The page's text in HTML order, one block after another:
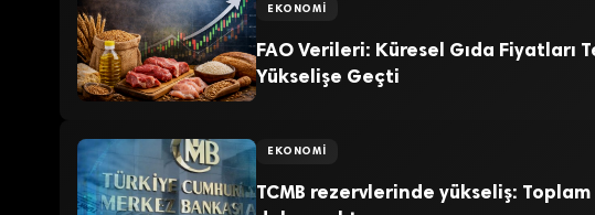
EKONOMI
FAO Verileri: Küresel Gıda Fiyatları
Yükselişe Geçti
EKONOMI
TCMB rezervlerinde yükseliş: